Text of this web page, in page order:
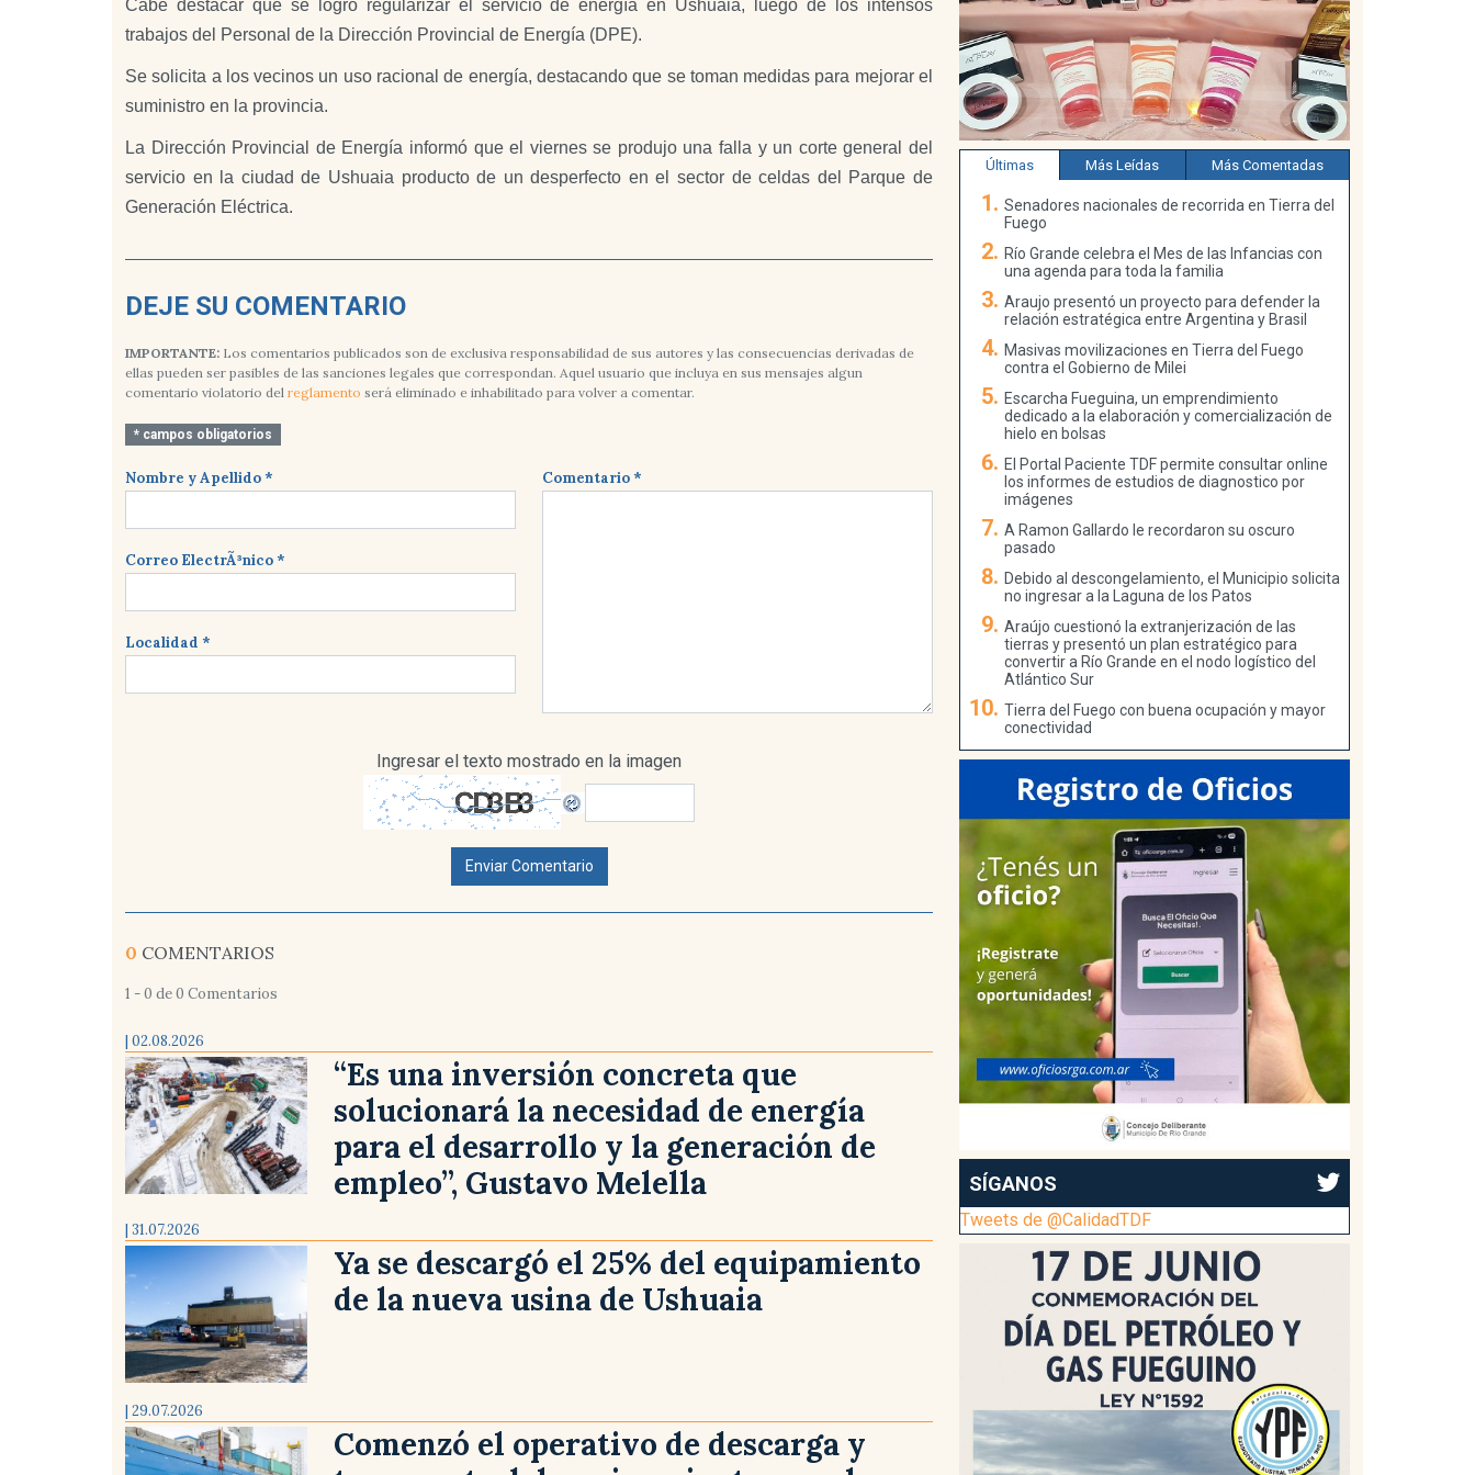
Cabe destacar que se logró regularizar el servicio de energía en Ushuaia, luego de los intensos
trabajos del Personal de la Dirección Provincial de Energía (DPE).
Se solicita a los vecinos un uso racional de energía, destacando que se toman medidas para mejorar el
suministro en la provincia.
La Dirección Provincial de Energía informó que el viernes se produjo una falla y un corte general del
servicio en la ciudad de Ushuaia producto de un desperfecto en el sector de celdas del Parque de
Generación Eléctrica.
DEJE SU COMENTARIO
IMPORTANTE: Los comentarios publicados son de exclusiva responsabilidad de sus autores y las consecuencias derivadas de
ellas pueden ser pasibles de las sanciones legales que correspondan. Aquel usuario que incluya en sus mensajes algun
comentario violatorio del reglamento será eliminado e inhabilitado para volver a comentar.
* campos obligatorios
Nombre y Apellido *
Correo ElectrÃ³nico *
Localidad *
Comentario *
Ingresar el texto mostrado en la imagen
Enviar Comentario
0 COMENTARIOS
1 - 0 de 0 Comentarios
| 02.08.2026
“Es una inversión concreta que
solucionará la necesidad de energía
para el desarrollo y la generación de
empleo”, Gustavo Melella
| 31.07.2026
Ya se descargó el 25% del equipamiento
de la nueva usina de Ushuaia
| 29.07.2026
Comenzó el operativo de descarga y
Últimas Más Leídas Más Comentadas
Senadores nacionales de recorrida en Tierra del
Fuego
Río Grande celebra el Mes de las Infancias con
una agenda para toda la familia
Araujo presentó un proyecto para defender la
relación estratégica entre Argentina y Brasil
Masivas movilizaciones en Tierra del Fuego
contra el Gobierno de Milei
Escarcha Fueguina, un emprendimiento
dedicado a la elaboración y comercialización de
hielo en bolsas
El Portal Paciente TDF permite consultar online
los informes de estudios de diagnostico por
imágenes
A Ramon Gallardo le recordaron su oscuro
pasado
Debido al descongelamiento, el Municipio solicita
no ingresar a la Laguna de los Patos
Araújo cuestionó la extranjerización de las
tierras y presentó un plan estratégico para
convertir a Río Grande en el nodo logístico del
Atlántico Sur
Tierra del Fuego con buena ocupación y mayor
conectividad
SÍGANOS
Tweets de @CalidadTDF